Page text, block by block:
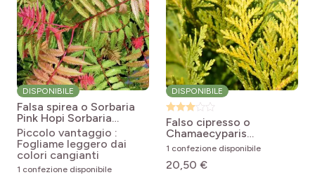
DISPONIBILE
Falsa spirea o Sorbaria
Pink Hopi Sorbaria
sorbifolia 'COUSORB05'
Pink Hopi
Piccolo vantaggio :
Fogliame leggero dai
colori cangianti
1 confezione disponibile
DISPONIBILE
Falso cipresso o
Chamaecyparis
lawsoniana Ellwood's
Gold Chamaecyparis
lawsoniana Ellwood's
1 confezione disponibile
20,50 €